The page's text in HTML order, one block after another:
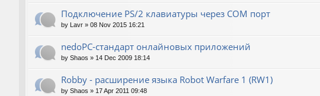
Подключение PS/2 клавиатуры через COM порт
by Lavr » 08 Nov 2015 16:21
nedoPC-стандарт онлайновых приложений
by Shaos » 14 Dec 2009 18:14
Robby - расширение языка Robot Warfare 1 (RW1)
by Shaos » 17 Apr 2011 09:48